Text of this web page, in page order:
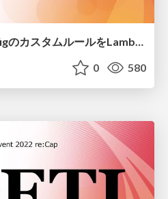
AWS RDK 〜AWS ConfigのカスタムルールをLambdaで書くときに使うツールキット〜
0 580